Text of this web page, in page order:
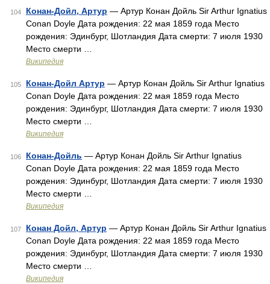
104 Конан-Дойл, Артур — Артур Конан Дойль Sir Arthur Ignatius
Conan Doyle Дата рождения: 22 мая 1859 года Место
рождения: Эдинбург, Шотландия Дата смерти: 7 июля 1930
Место смерти …
Википедия
105 Конан-Дойл Артур — Артур Конан Дойль Sir Arthur Ignatius
Conan Doyle Дата рождения: 22 мая 1859 года Место
рождения: Эдинбург, Шотландия Дата смерти: 7 июля 1930
Место смерти …
Википедия
106 Конан-Дойль — Артур Конан Дойль Sir Arthur Ignatius
Conan Doyle Дата рождения: 22 мая 1859 года Место
рождения: Эдинбург, Шотландия Дата смерти: 7 июля 1930
Место смерти …
Википедия
107 Конан Дойл, Артур — Артур Конан Дойль Sir Arthur Ignatius
Conan Doyle Дата рождения: 22 мая 1859 года Место
рождения: Эдинбург, Шотландия Дата смерти: 7 июля 1930
Место смерти …
Википедия